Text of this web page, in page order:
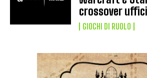
crossover
GIOCHI DI RUOLO